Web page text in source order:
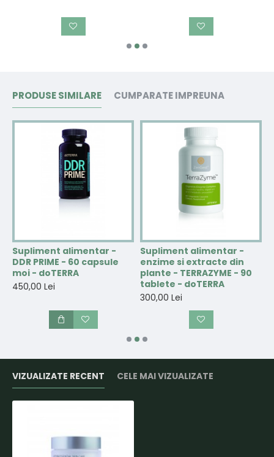
PRODUSE SIMILARE CUMPARATE IMPREUNA
Supliment alimentar -
DDR PRIME - 60 capsule
moi - doTERRA
450,00 Lei
Supliment alimentar -
enzime si extracte din
plante - TERRAZYME - 90
tablete - doTERRA
300,00 Lei
VIZUALIZATE RECENT CELE MAI VIZUALIZATE